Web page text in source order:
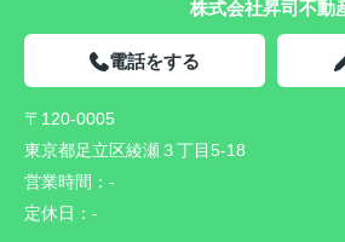
株式会社昇司不動
電話をする
〒120-0005
東京都足立区綾瀬３丁目5-18
営業時間： -
定休日： -